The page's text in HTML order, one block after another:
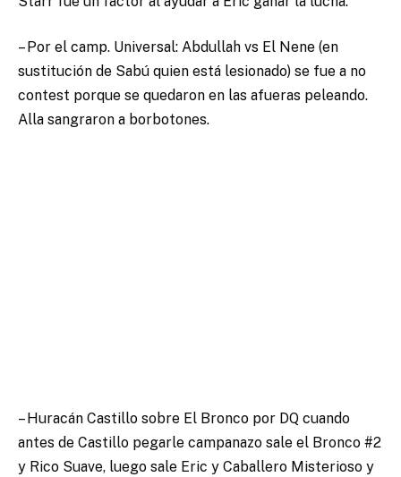
– Por el camp. Universal: Abdullah vs El Nene (en
sustitución de Sabú quien está lesionado) se fue a no
contest porque se quedaron en las afueras peleando.
Alla sangraron a borbotones.
– Huracán Castillo sobre El Bronco por DQ cuando
antes de Castillo pegarle campanazo sale el Bronco #2
y Rico Suave, luego sale Eric y Caballero Misterioso y